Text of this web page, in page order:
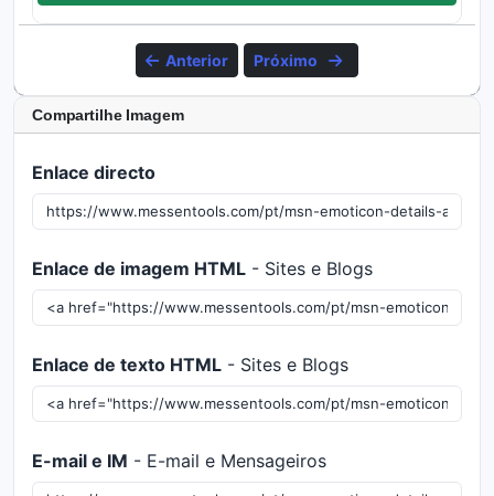
Anterior Próximo
Compartilhe Imagem
Enlace directo
Enlace de imagem HTML - Sites e Blogs
Enlace de texto HTML - Sites e Blogs
E-mail e IM - E-mail e Mensageiros